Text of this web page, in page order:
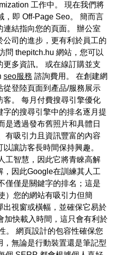
工作中。 現在我們將
，即 Off-Page Seo。 簡而言
結指向您的頁面。 辦公室
司的進步，更有利於員工的
問 thepitch.hu 網站，您可以
多資訊。 或在線訂購並支
seo服務 諮詢費用。 在創建網
登陸頁面到產品/服務展示
客。 每月付費搜尋引擎優化
的搜尋引擎中的排名逐月提
是透過發布舊照片和具體日
有吸引力且資訊豐富的內容
讓訪客長時間保持興趣。
工智慧，因此它將青睞高解
因此Google在訓練其人工
僅僅是關鍵字的排名；這是
）您的網站有吸引力但簡
視窗或橫幅，並確保它易於
加快載入時間，這只會有利於
。 網頁設計的包容性確保您
無論是行動裝置還是筆記型